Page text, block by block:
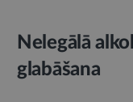
Nelegālā
glabāšana